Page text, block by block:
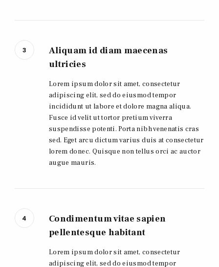
3
Aliquam id diam maecenas
ultricies
Lorem ipsum dolor sit amet, consectetur
adipiscing elit, sed do eiusmod tempor
incididunt ut labore et dolore magna aliqua.
Fusce id velit ut tortor pretium viverra
suspendisse potenti. Porta nibh venenatis cras
sed. Eget arcu dictum varius duis at consectetur
lorem donec. Quisque non tellus orci ac auctor
augue mauris.
4
Condimentum vitae sapien
pellentesque habitant
Lorem ipsum dolor sit amet, consectetur
adipiscing elit, sed do eiusmod tempor